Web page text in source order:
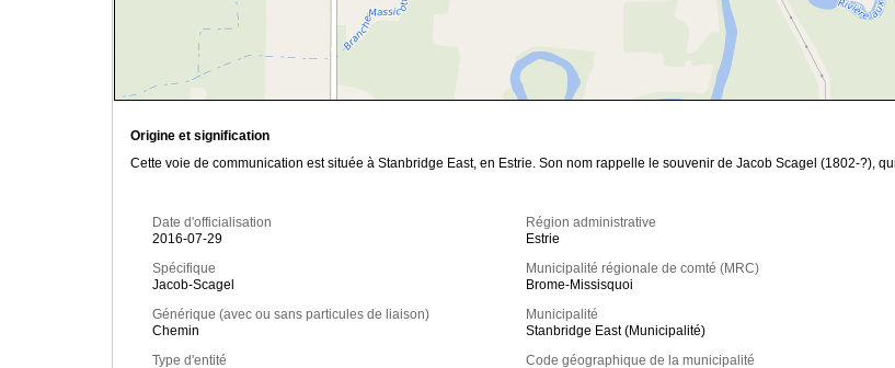
Origine et signification
Cette voie de communication est située à Stanbridge East, en Estrie. Son nom rappelle le souvenir de Jacob Scagel (1802-?),
Date d'officialisation
2016-07-29
Spécifique
Jacob-Scagel
Générique (avec ou sans particules de liaison)
Chemin
Type d'entité
Région administrative
Estrie
Municipalité régionale de comté (MRC)
Brome-Missisquoi
Municipalité
Stanbridge East (Municipalité)
Code géographique de la municipalité